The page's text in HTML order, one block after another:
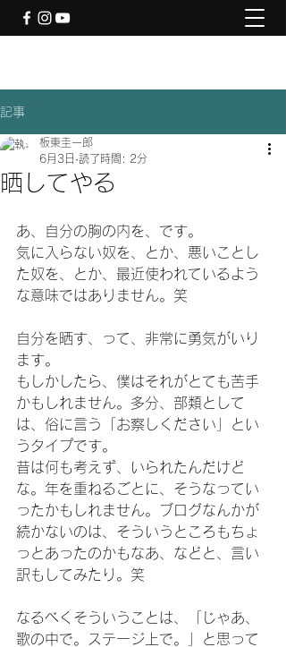
記事
晒してやる
板東圭一郎
6月3日 読了時間: 2分
あ、自分の胸の内を、です。
気に入らない奴を、とか、悪いことし
た奴を、とか、最近使われているよう
な意味ではありません。笑
自分を晒す、って、非常に勇気がいり
ます。
もしかしたら、僕はそれがとても苦手
かもしれません。多分、部類として
は、俗に言う「お察しください」とい
うタイプです。
昔は何も考えず、いられたんだけど
な。年を重ねるごとに、そうなってい
ったかもしれません。ブログなんかが
続かないのは、そういうところもちょ
っとあったのかもなあ、などと、言い
訳もしてみたり。笑
なるべくそういうことは、「じゃあ、
歌の中で。ステージ上で。」と思って